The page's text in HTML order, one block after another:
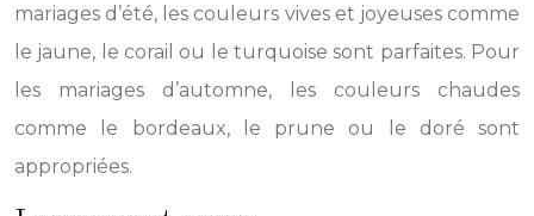
mariages d’été, les couleurs vives et joyeuses comme
le jaune, le corail ou le turquoise sont parfaites. Pour
les mariages d’automne, les couleurs chaudes
comme le bordeaux, le prune ou le doré sont
appropriées.